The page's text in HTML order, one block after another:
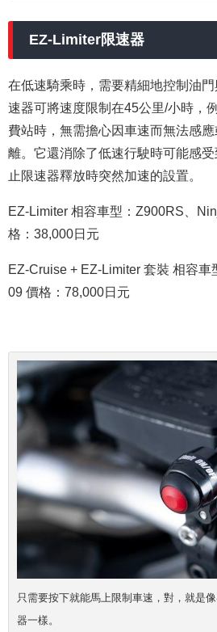
EZ-Limiter限速器
在低速騎乘時，需要精細地控制油
速器可將速度限制在45公里/小時，
費站時，無需擔心因車速而無法感
離。它還消除了低速行駛時可能感
止限速器釋放時突然加速的設置。
EZ-Limiter 相容車型：Z900RS、
格：38,000日元
EZ-Cruise + EZ-Limiter 套裝 相容
09 價格：78,000日元
只需要按下就能馬上限制車速，對，就是
器一樣。